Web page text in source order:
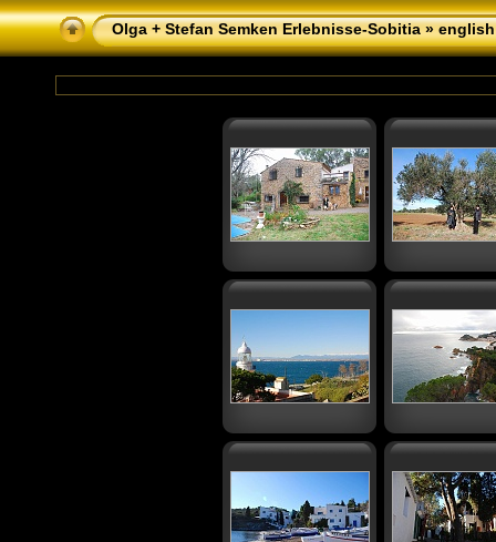
Olga + Stefan Semken Erlebnisse-Sobitia»english